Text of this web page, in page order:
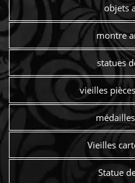
objets
montre
statues
vieilles
Vieilles
Statue